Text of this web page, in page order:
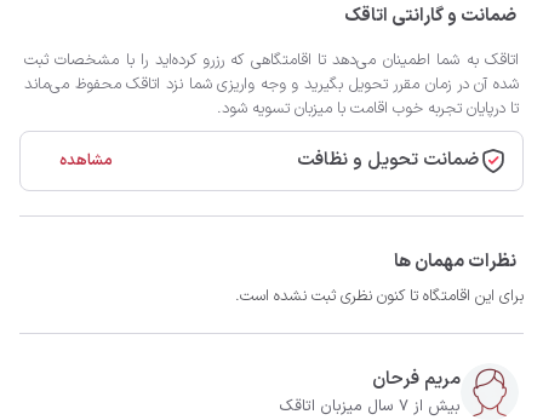
ضمانت و گارانتی اتاقک
اتاقک به شما اطمینان می‌دهد تا اقامتگاهی که رزرو کرده‌اید را با مشخصات ثبت
شده آن در زمان مقرر تحویل بگیرید و وجه واریزی شما نزد اتاقک محفوظ می‌ماند
تا درپایان تجربه خوب اقامت با میزبان تسویه شود.
ضمانت تحویل و نظافت مشاهده
نظرات مهمان ها
برای این اقامتگاه تا کنون نظری ثبت نشده است.
مریم فرحان
بیش از 7 سال میزبان اتاقک